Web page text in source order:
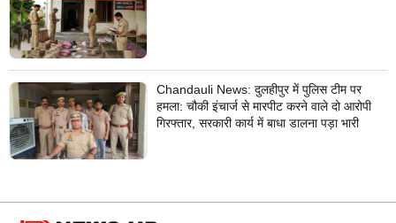
Chandauli News: दुलहीपुर में पुलिस टीम पर
हमला: चौकी इंचार्ज से मारपीट करने वाले दो आरोपी
गिरफ्तार, सरकारी कार्य में बाधा डालना पड़ा भारी